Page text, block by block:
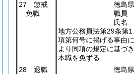
27 懲戒
免職
徳島県
職員
氏名
地方公務員法第29条第1
項第何号に掲げる事由に
より同項の規定に基づき
本職を免ずる
28 退職
徳島県